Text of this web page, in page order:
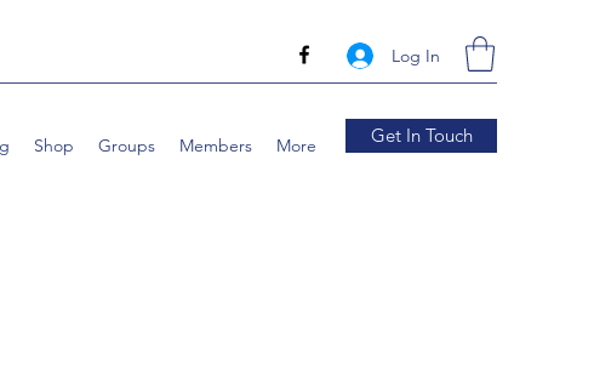
Log In
Shop Groups Members More Get In Touch